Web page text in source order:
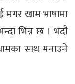
खाम भाषामा
भिन्न छ । भदौ
साथ मनाउने